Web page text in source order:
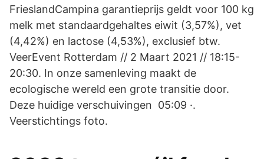
FrieslandCampina garantieprijs geldt voor 100 kg
melk met standaardgehaltes eiwit (3,57%), vet
(4,42%) en lactose (4,53%), exclusief btw.
VeerEvent Rotterdam // 2 Maart 2021 // 18:15-
20:30. In onze samenleving maakt de
ecologische wereld een grote transitie door.
Deze huidige verschuivingen 05:09 ·.
Veerstichtings foto.